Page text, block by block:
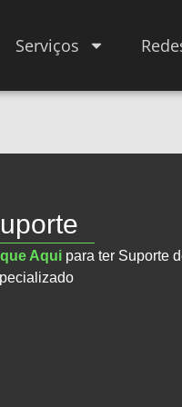
Serviços
Aquipara ter Suporte